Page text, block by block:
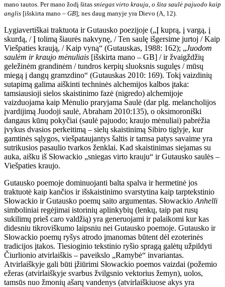
mano tautos. Per mano žodį šitas sniegas virto krauju, o šita saulė pajuodo kaip
anglis [išskirta mano – GB]; nes daug manyje yra Dievo (A, 12).
Lygiavertiškai traktuota ir Gutausko poezijoje („Į kuprą, į vargą, į
skurdą, / Į tolimą šiaurės nakvynę, / Ten saulę išgersime jurtoj / Kaip
Viešpaties kraują, / Kaip vyną“ (Gutauskas, 1988: 162); „Juodom
saulėm ir kraujo mėnuliais [išskirta mano – GB] / ir žvaigždžių
geležinėm grandinėm / tundros kerpių sluoksnis sugulęs / mūsų
miegą į dangų gramzdino“ (Gutauskas 2010: 169). Tokį vaizdinių
sutapimą galima aiškinti techninės alchemijos kalbos įtaka:
tamsiausioji sielos skaistinimo fazė (nigredo) alchemijoje
vaizduojama kaip Mėnulio praryjama Saulė (dar plg. melancholijos
įvardijimą Juodoji saulė, Abraham 2010:135), o oksimoroniški
dangaus kūnų pokyčiai (saulė pajuodo; kraujo mėnuliai) pabrėžia
įvykus dvasios perkeitimą – sielų skaistinimą Sibiro tiglyje, kur
gamtinės sąlygos, viešpataujantys šaltis ir tamsa patys savaime yra
sutrikusios pasaulio tvarkos ženklai. Kad skaistinimas siejamas su
auka, aišku iš Słowackio „sniegas virto krauju“ ir Gutausko saulės –
Viešpaties kraujo.
Gutausko poemoje dominuojanti balta spalva ir hermetinė jos
traktuotė kaip kančios ir išskaistinimo svarstytina kaip tarptekstinio
Słowackio ir Gutausko poemų saito argumentas. Słowackio Anhelli
simboliniai regėjimai istorinių aplinkybių (lenkų, taip pat rusų
sukilimų prieš caro valdžią) yra generuojami ir palaikomi kur kas
didesniu tikroviškumo laipsniu nei Gutausko poemoje. Gutausko ir
Słowackio poemų ryšys atrodo įmanomas būtent dėl ezoterinės
tradicijos įtakos. Tiesioginio tekstinio ryšio spragą galėtų užpildyti
Čiurlionio atvirlaiškis – paveikslo „Ramybė“ invariantas.
Atvirlaiškyje gali būti įžiūrimi Słowackio poemos vaizdai (požemio
ežeras (atvirlaiškyje svarbus žvilgsnio vektorius žemyn), uolos,
tamsūs nuo žmonių ašarų vandenys (atvirlaiškiuose akys yra